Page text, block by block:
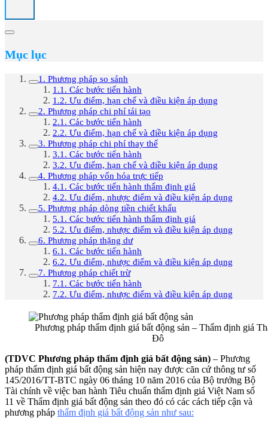
Mục lục
1. Phương pháp so sánh
1.1. Các bước tiến hành
1.2. Ưu điểm, hạn chế và điều kiện áp dụng
2. Phương pháp chi phí tái tạo
2.1. Các bước tiến hành
2.2. Ưu điểm, hạn chế và điều kiện áp dụng
3. Phương pháp chi phí thay thế
3.1. Các bước tiến hành
3.2. Ưu điểm, hạn chế và điều kiện áp dụng
4. Phương pháp vốn hóa trực tiếp
4.1. Các bước tiến hành thẩm định giá
4.2. Ưu điểm, nhược điểm và điều kiện áp dụng
5. Phương pháp dòng tiền chiết khấu
5.1. Các bước tiến hành thẩm định giá
5.2. Ưu điểm, nhược điểm và điều kiện áp dụng
6. Phương pháp thặng dư
6.1. Các bước tiến hành
6.2. Ưu điểm, nhược điểm và điều kiện áp dụng
7. Phương pháp chiết trừ
7.1. Các bước tiến hành
7.2. Ưu điểm, nhược điểm và điều kiện áp dụng
Phương pháp thẩm định giá bất động sản – Thẩm định giá
Đô
(TDVC Phương pháp thẩm định giá bất động sản) – Phương
pháp thẩm định giá bất động sản hiện nay được căn cứ thông tư số
145/2016/TT-BTC ngày 06 tháng 10 năm 2016 của Bộ trưởng Bộ
Tài chính về việc ban hành Tiêu chuẩn thẩm định giá Việt Nam số
11 về Thẩm định giá bất động sản theo đó có các cách tiếp cận và
phương pháp thẩm định giá bất động sản như sau: